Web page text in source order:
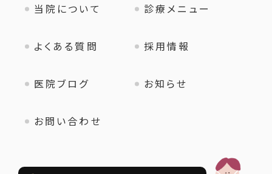
当院について 診療メニュー
よくある質問 採用情報
医院ブログ お知らせ
お問い合わせ